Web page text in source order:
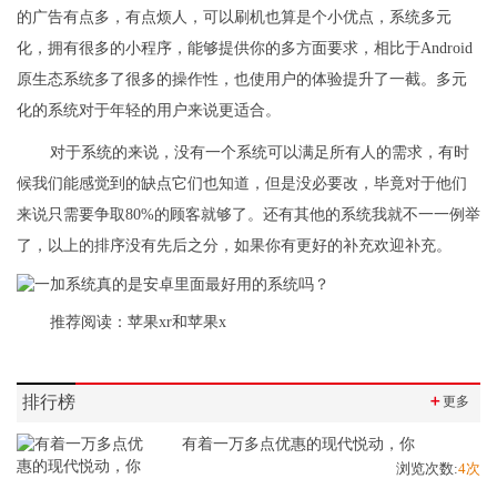
的广告有点多，有点烦人，可以刷机也算是个小优点，系统多元
化，拥有很多的小程序，能够提供你的多方面要求，相比于Android
原生态系统多了很多的操作性，也使用户的体验提升了一截。多元
化的系统对于年轻的用户来说更适合。
对于系统的来说，没有一个系统可以满足所有人的需求，有时
候我们能感觉到的缺点它们也知道，但是没必要改，毕竟对于他们
来说只需要争取80%的顾客就够了。还有其他的系统我就不一一例举
了，以上的排序没有先后之分，如果你有更好的补充欢迎补充。
推荐阅读： 苹果xr和苹果x
排行榜 ＋更多
有着一万多点优惠的现代悦动，你
浏览次数:4次